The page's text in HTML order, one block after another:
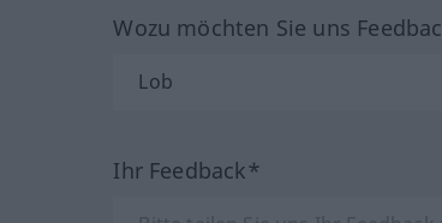
Wozu möchten Sie uns
Ihr Feedback*